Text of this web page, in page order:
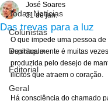
Todas Notícias
Colunistas
Destaque
Editorial
Geral
Das trevas para a luz
José Soares
31 de jan.
O que impede uma pessoa
espiritualmente é muitas
produzida pelo desejo de
ilícitos que atraem o coração.
Há consciência do chamado